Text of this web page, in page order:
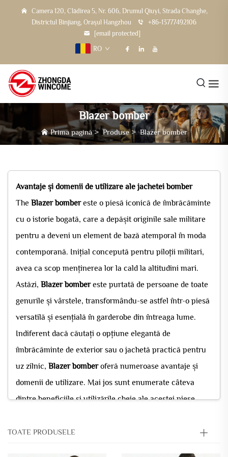
Camera 120, Clădirea 5, Nr. 606, Drumul Qiuyi, Strada Changhe,
Districtul Binjiang, Orașul Hangzhou
+86-13777492106
[email protected]
RO
Blazer bomber
Prima pagină>Produse>Blazer bomber
Avantaje și domenii de utilizare ale jachetei bomber
The Blazer bombereste o piesă iconică de îmbrăcăminte
cu o istorie bogată, care a depășit originile sale militare
pentru a deveni un element de bază atemporal în moda
contemporană. Inițial concepută pentru piloții militari,
avea ca scop menținerea lor la cald la altitudini mari.
Astăzi, Blazer bombereste purtată de persoane de toate
genurile și vârstele, transformându-se astfel într-o piesă
versatilă și esențială în garderobe din întreaga lume.
Indiferent dacă căutați o opțiune elegantă de
îmbrăcăminte de exterior sau o jachetă practică pentru
uz zilnic, Blazer bomberoferă numeroase avantaje și
domenii de utilizare. Mai jos sunt enumerate câteva
dintre beneficiile și utilizările cheie ale acestei piese
1. Design atemporal și elegant
TOATE PRODUSELE